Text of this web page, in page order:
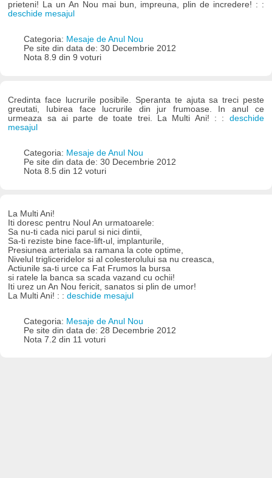
prieteni! La un An Nou mai bun, impreuna, plin de incredere! : :
deschide mesajul
Categoria: Mesaje de Anul Nou
Pe site din data de: 30 Decembrie 2012
Nota 8.9 din 9 voturi
Credinta face lucrurile posibile. Speranta te ajuta sa treci peste
greutati, Iubirea face lucrurile din jur frumoase. In anul ce
urmeaza sa ai parte de toate trei. La Multi Ani! : : deschide
mesajul
Categoria: Mesaje de Anul Nou
Pe site din data de: 30 Decembrie 2012
Nota 8.5 din 12 voturi
La Multi Ani!
Iti doresc pentru Noul An urmatoarele:
Sa nu-ti cada nici parul si nici dintii,
Sa-ti reziste bine face-lift-ul, implanturile,
Presiunea arteriala sa ramana la cote optime,
Nivelul trigliceridelor si al colesterolului sa nu creasca,
Actiunile sa-ti urce ca Fat Frumos la bursa
si ratele la banca sa scada vazand cu ochii!
Iti urez un An Nou fericit, sanatos si plin de umor!
La Multi Ani! : :deschide mesajul
Categoria: Mesaje de Anul Nou
Pe site din data de: 28 Decembrie 2012
Nota 7.2 din 11 voturi